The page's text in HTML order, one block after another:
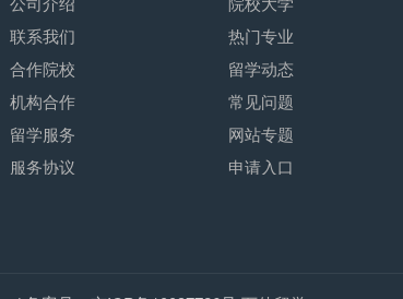
联系我们
合作院校
机构合作
留学服务
服务协议
热门专业
留学动态
常见问题
网站专题
申请入口